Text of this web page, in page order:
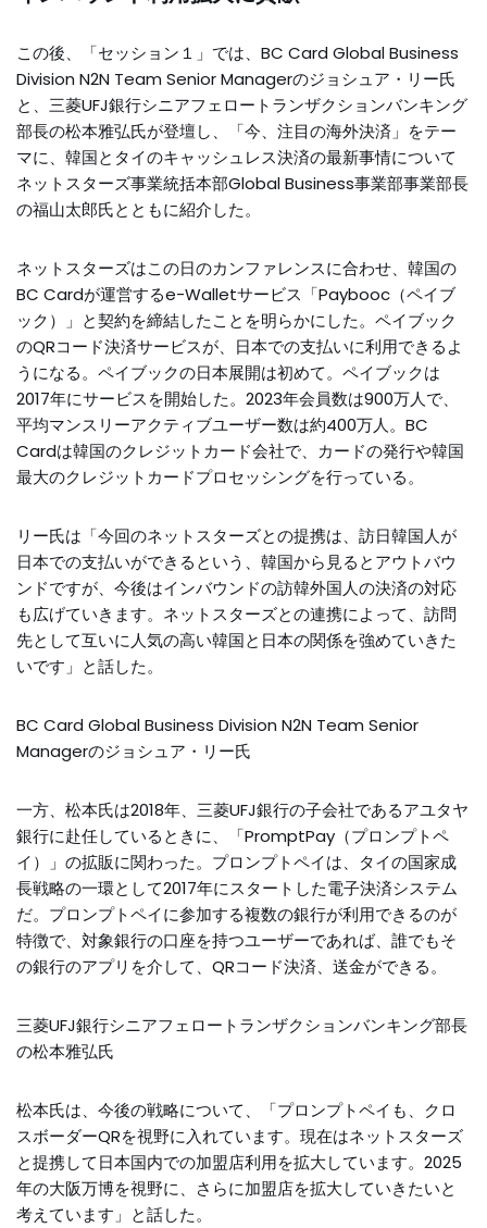
この後、「セッション１」では、BC Card Global Business
Division N2N Team Senior Managerのジョシュア・リー氏
と、三菱UFJ銀行シニアフェロートランザクションバンキング
部長の松本雅弘氏が登壇し、「今、注目の海外決済」をテー
マに、韓国とタイのキャッシュレス決済の最新事情について
ネットスターズ事業統括本部Global Business事業部事業部長
の福山太郎氏とともに紹介した。
ネットスターズはこの日のカンファレンスに合わせ、韓国の
BC Cardが運営するe-Walletサービス「Paybooc（ペイブ
ック）」と契約を締結したことを明らかにした。ペイブック
のQRコード決済サービスが、日本での支払いに利用できるよ
うになる。ペイブックの日本展開は初めて。ペイブックは
2017年にサービスを開始した。2023年会員数は900万人で、
平均マンスリーアクティブユーザー数は約400万人。BC
Cardは韓国のクレジットカード会社で、カードの発行や韓国
最大のクレジットカードプロセッシングを行っている。
リー氏は「今回のネットスターズとの提携は、訪日韓国人が
日本での支払いができるという、韓国から見るとアウトバウ
ンドですが、今後はインバウンドの訪韓外国人の決済の対応
も広げていきます。ネットスターズとの連携によって、訪問
先として互いに人気の高い韓国と日本の関係を強めていきた
いです」と話した。
BC Card Global Business Division N2N Team Senior
Managerのジョシュア・リー氏
一方、松本氏は2018年、三菱UFJ銀行の子会社であるアユタヤ
銀行に赴任しているときに、「PromptPay（プロンプトペ
イ）」の拡販に関わった。プロンプトペイは、タイの国家成
長戦略の一環として2017年にスタートした電子決済システム
だ。プロンプトペイに参加する複数の銀行が利用できるのが
特徴で、対象銀行の口座を持つユーザーであれば、誰でもそ
の銀行のアプリを介して、QRコード決済、送金ができる。
三菱UFJ銀行シニアフェロートランザクションバンキング部長
の松本雅弘氏
松本氏は、今後の戦略について、「プロンプトペイも、クロ
スボーダーQRを視野に入れています。現在はネットスターズ
と提携して日本国内での加盟店利用を拡大しています。2025
年の大阪万博を視野に、さらに加盟店を拡大していきたいと
考えています」と話した。